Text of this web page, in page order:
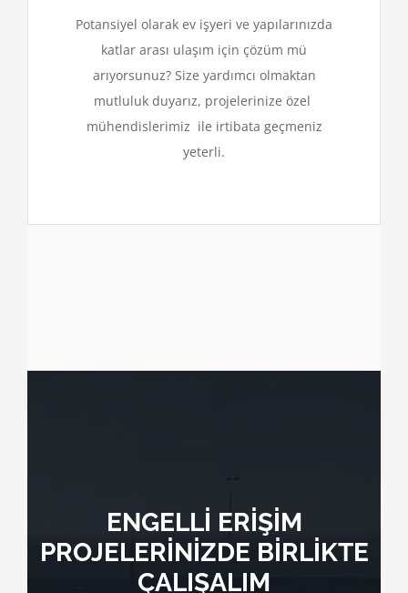
Potansiyel olarak ev işyeri ve yapılarınızda
katlar arası ulaşım için çözüm mü
arıyorsunuz? Size yardımcı olmaktan
mutluluk duyarız, projelerinize özel
mühendislerimiz ile irtibata geçmeniz
yeterli.
ENGELLİ ERİŞİM
PROJELERİNİZDE BİRLİKTE
ÇALIŞALIM